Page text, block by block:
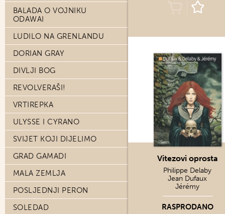
BALADA O VOJNIKU
ODAWAI
LUDILO NA GRENLANDU
DORIAN GRAY
DIVLJI BOG
REVOLVERAŠI!
VRTIREPKA
ULYSSE I CYRANO
SVIJET KOJI DIJELIMO
GRAD GAMADI
MALA ZEMLJA
POSLJEDNJI PERON
SOLEDAD
Vitezovi oprosta
Philippe Delaby
Jean Dufaux
Jérémy
RASPRODANO